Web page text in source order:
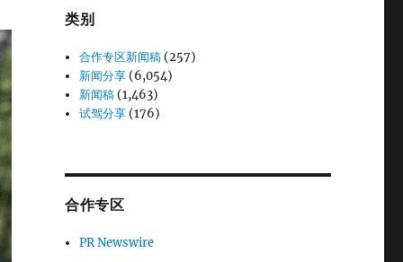
类别
合作专区新闻稿 (257)
新闻分享 (6,054)
新闻稿 (1,463)
试驾分享 (176)
合作专区
PR Newswire